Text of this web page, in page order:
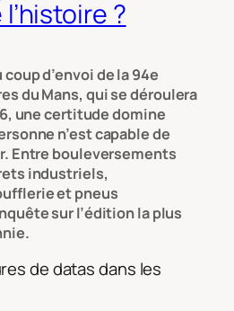
?
d’envoi de la 94e
du Mans, qui se déroulera
une certitude domine
n’est capable de
Entre bouleversements
industriels,
et pneus
sur l’édition la plus
de datas dans les